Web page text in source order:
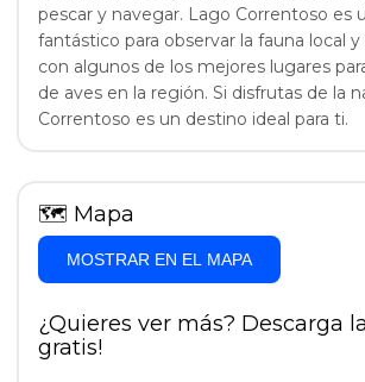
pescar y navegar. Lago Correntoso es
fantástico para observar la fauna local
con algunos de los mejores lugares
de aves en la región. Si disfrutas de la
Correntoso es un destino ideal para ti.
🗺 Mapa
MOSTRAR EN EL MAPA
¿Quieres ver más? Descarga la
gratis!